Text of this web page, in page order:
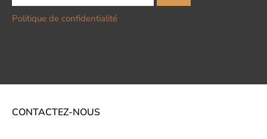
Politique de confidentialité
CONTACTEZ-NOUS